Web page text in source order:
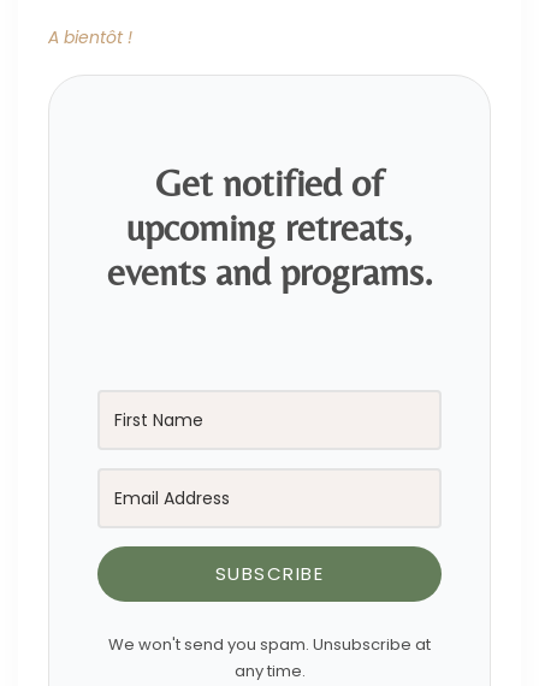
A bientôt !
Get notified of
upcoming retreats,
events and programs.
SUBSCRIBE
We won't send you spam. Unsubscribe at
any time.